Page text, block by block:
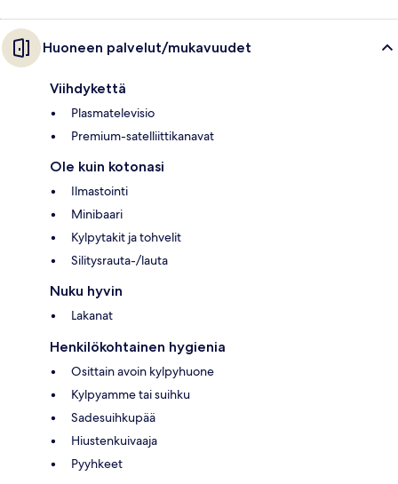
Huoneen palvelut/mukavuudet
Viihdykettä
Plasmatelevisio
Premium-satelliittikanavat
Ole kuin kotonasi
Ilmastointi
Minibaari
Kylpytakit ja tohvelit
Silitysrauta-/lauta
Nuku hyvin
Lakanat
Henkilökohtainen hygienia
Osittain avoin kylpyhuone
Kylpyamme tai suihku
Sadesuihkupää
Hiustenkuivaaja
Pyyhkeet